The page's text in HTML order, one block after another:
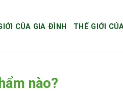
CỦA GIA ĐÌNH THẾ GIỚI
nào?